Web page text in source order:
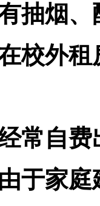
抽烟
校外
常自
于家